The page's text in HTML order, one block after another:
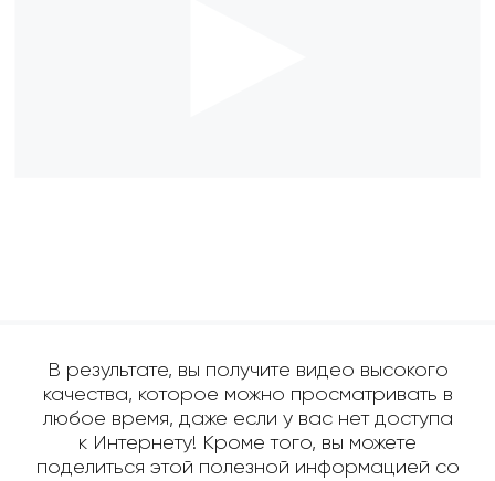
В результате, вы получите видео высокого
качества, которое можно просматривать в
любое время, даже если у вас нет доступа
к Интернету! Кроме того, вы можете
поделиться этой полезной информацией со